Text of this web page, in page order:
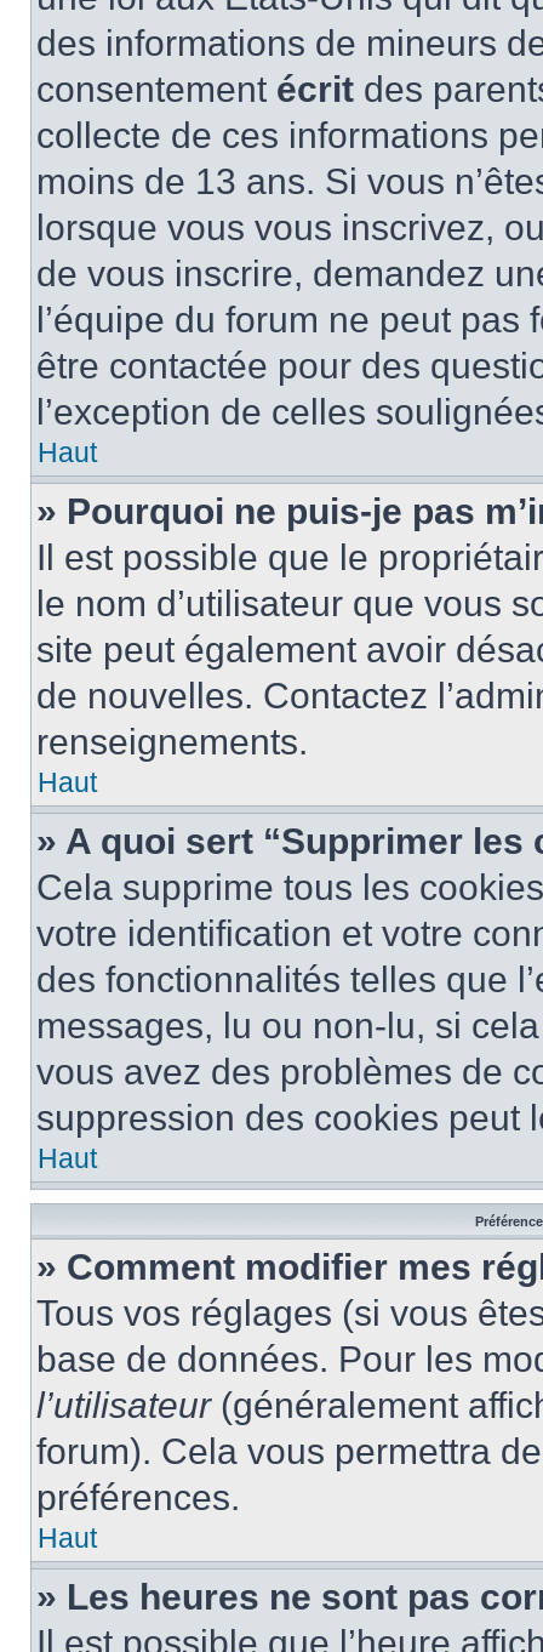
des informations de mineurs
consentement écrit des
collecte de ces informations
moins de 13 ans. Si vous
lorsque vous vous inscrivez,
de vous inscrire, demandez
l’équipe du forum ne peut
être contactée pour des
l’exception de celles
Haut
» Pourquoi ne puis-je pas
Il est possible que le
le nom d’utilisateur que vous
site peut également avoir
de nouvelles. Contactez
renseignements.
Haut
» A quoi sert “Supprimer les
Cela supprime tous les
votre identification et votre
des fonctionnalités telles que
messages, lu ou non-lu, si
vous avez des problèmes de
suppression des cookies peut
Haut
» Comment modifier mes
Tous vos réglages (si vous
base de données. Pour les
l’utilisateur(généralement
forum). Cela vous permettra
préférences.
Haut
» Les heures ne sont pas
Il est possible que l’heure